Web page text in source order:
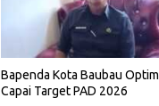
Bapenda Kota Baubau
Capai Target PAD 2026